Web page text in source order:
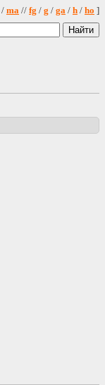
/ ma // fg / g / ga / h / ho ]